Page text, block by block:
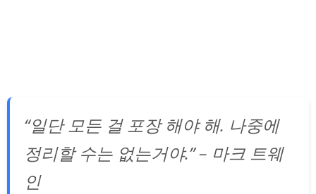
“일단 모든 걸 포장 해야 해. 나중에
정리할 수는 없는거야.” – 마크 트웨
인